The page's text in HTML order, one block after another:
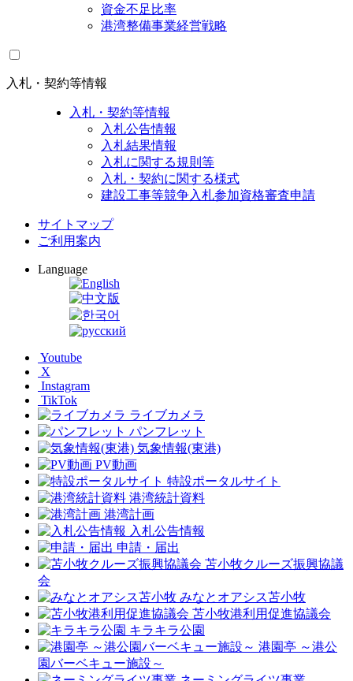
資金不足比率
港湾整備事業経営戦略
入札・契約等情報
入札・契約等情報
入札公告情報
入札結果情報
入札に関する規則等
入札・契約に関する様式
建設工事等競争入札参加資格審査申請
サイトマップ
ご利用案内
Language
Youtube
X
Instagram
TikTok
ライブカメラ
パンフレット
気象情報(東港)
PV動画
特設ポータルサイト
港湾統計資料
港湾計画
入札公告情報
申請・届出
苫小牧クルーズ振興協議
会
みなとオアシス苫小牧
苫小牧港利用促進協議会
キラキラ公園
港園亭 ～港公
園バーベキュー施設～